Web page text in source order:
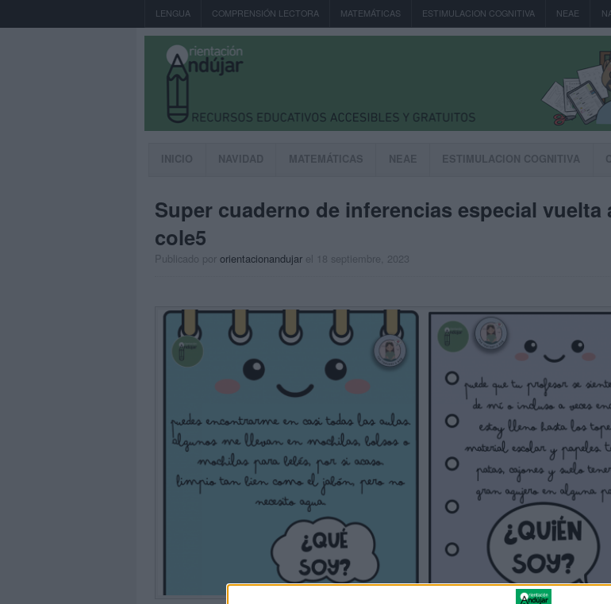
LENGUA COMPRENSIÓN LECTORA MATEMÁTICAS ESTIMULACION COGNITIVA NEAE
INICIO NAVIDAD MATEMÁTICAS NEAE ESTIMULACION COGNITIVA
Super cuaderno de inferencias especial vuelta
cole5
Publicado por orientacionandujar el 18 septiembre, 2023